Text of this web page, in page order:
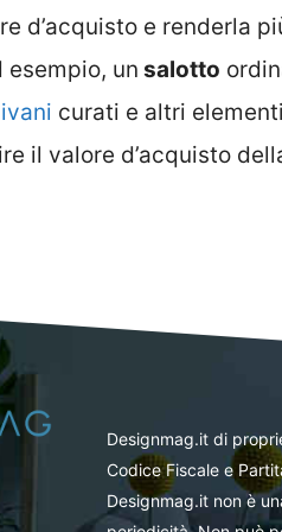
d’acquisto e renderla
esempio, un salotto
curati e altri
il valore d’acquisto
Designmag.it di
Codice Fiscale e
Designmag.it non è